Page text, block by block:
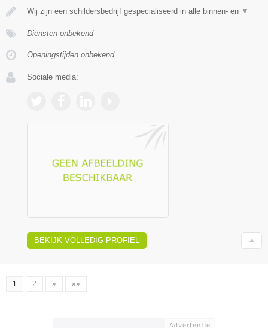
Wij zijn een schildersbedrijf gespecialiseerd in alle binnen- en ▼
Diensten onbekend
Openingstijden onbekend
Sociale media:
BEKIJK VOLLEDIG PROFIEL
1 2 » »»